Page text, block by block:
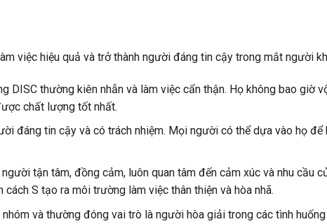
việc hiệu quả và trở thành người đáng tin cậy trong mắt người
DISC thường kiên nhẫn và làm việc cẩn thận. Họ không bao giờ
chất lượng tốt nhất.
đáng tin cậy và có trách nhiệm. Mọi người có thể dựa vào họ để
tận tâm, đồng cảm, luôn quan tâm đến cảm xúc và nhu cầu
S tạo ra môi trường làm việc thân thiện và hòa nhã.
và thường đóng vai trò là người hòa giải trong các tình